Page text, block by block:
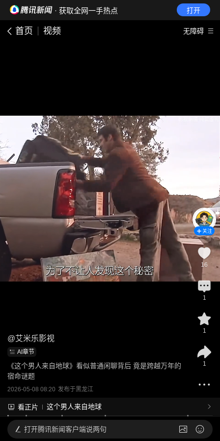
· 获取全网一手热点 打开
首页 视频 无障碍
@艾米乐影视
AI章节
《这个男人来自地球》看似普通闲聊背后 竟是跨越万年的
宿命谜题
2026-05-08 08:20 发布于黑龙江
看正片 这个男人来自地球
关注
16
1
1
1
打开腾讯新闻客户端说两句